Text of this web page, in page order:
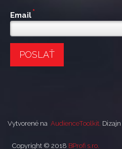
Email*
POSLAŤ
Vytvorené na AudienceToolkit. Dizajn
Copyright © 2018 BProfi s.ro.